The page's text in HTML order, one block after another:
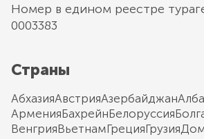
Номер в едином реестре
0003383
Страны
АбхазияАвстрияАзербайджан
АрменияБахрейнБелоруссия
ВенгрияВьетнамГрецияГрузия